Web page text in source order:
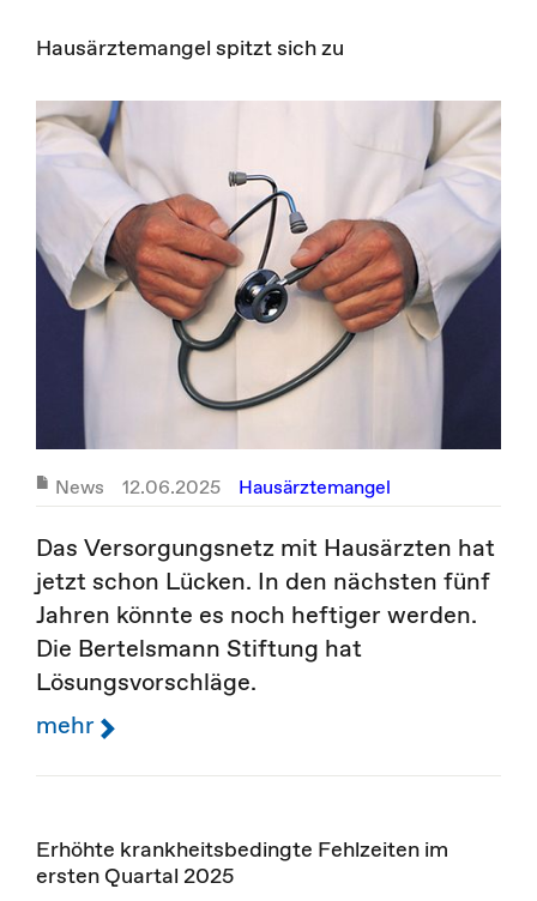
Hausärztemangel spitzt sich zu
News 12.06.2025 Hausärztemangel
Das Versorgungsnetz mit Hausärzten hat
jetzt schon Lücken. In den nächsten fünf
Jahren könnte es noch heftiger werden.
Die Bertelsmann Stiftung hat
Lösungsvorschläge.
mehr
Erhöhte krankheitsbedingte Fehlzeiten im
ersten Quartal 2025